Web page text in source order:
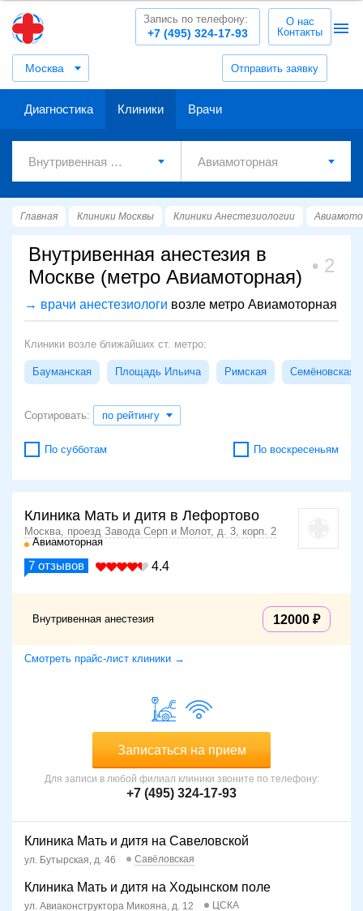
Москва Отправить заявку
+7 (495) 324-17-93
Запись по телефону:
О нас
Контакты
Диагностика Клиники Врачи
Главная Клиники Москвы Клиники Анестезиологии
Внутривенная анестезия в
Москве (метро Авиамоторная)
2
→ врачи анестезиологи возле метро Авиамоторная
Клиники возле ближайших ст. метро:
Бауманская Площадь Ильича Римская Семёновская
Сортировать: по рейтингу
По субботам По воскресеньям
Клиника Мать и дитя в Лефортово
Москва, проезд Завода Серп и Молот, д. 3, корп. 2
Авиамоторная
7 отзывов 4.4
Внутривенная анестезия 12000
Смотреть прайс-лист клиники →
Записаться на прием
Для записи в любой филиал клиники звоните по телефону:
+7 (495) 324-17-93
Клиника Мать и дитя на Савеловской
ул. Бутырская, д. 46 Савёловская
Клиника Мать и дитя на Ходынском поле
ул. Авиаконструктора Микояна, д. 12 ЦСКА